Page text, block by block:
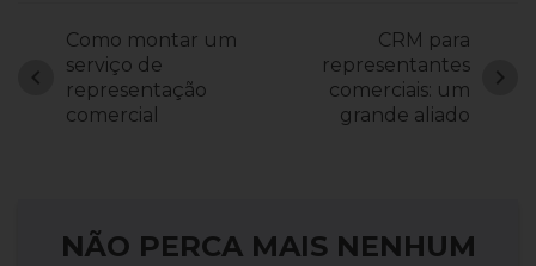
Como montar um
serviço de
representação
comercial
chevron_left
CRM para
representantes
comerciais: um
grande aliado
chevron_right
NÃO PERCA MAIS NENHUM